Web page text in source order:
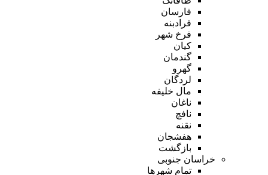
فارسان
فرادبنه
فرخ شهر
کیان
گندمان
گهرو
لردگان
مال خلیفه
ناغان
نافچ
نقنه
هفشجان
بازگشت
خراسان جنوبی
تمام شهر‌ها